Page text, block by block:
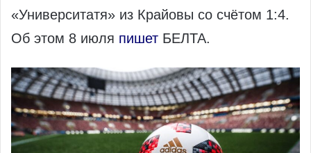
«Университатя» из Крайовы со счётом 1:4.
Об этом 8 июля пишет БЕЛТА.